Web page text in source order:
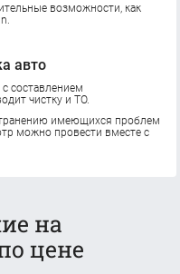
возможности, как
авто
составлением
чистку и ТО.
имеющихся проблем
можно провести вместе с
на
цене